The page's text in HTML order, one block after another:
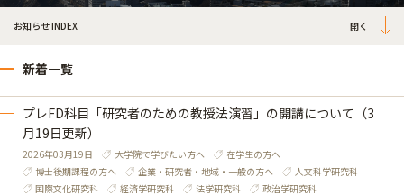
お知らせ INDEX
新着一覧
プレFD科目「研究者のための教授法演習」の開講について（3
月19日更新）
2026年03月19日 大学院で学びたい方へ
在学生の方へ
博士後期課程の方へ
企業・研究者・地域・一般の方へ
人文科学研究科
国際文化研究科
経済学研究科 法学研究科
政治学研究科